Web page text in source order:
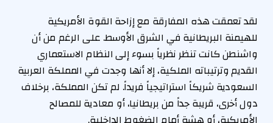
لقد تعمقت هذه المفارقة مع إزاحة القوة الأمريكية
للهيمنة البريطانية في الشرق الأوسط. على الرغم من أن
واشنطن كانت تنظر نظرياً بسوء إلى النظام الاستعماري
القديم وترتيباته الملكية، إلا أنها وجدت في المملكة العربية
السعودية شريكاً استراتيجياً فريداً. لم تكن المملكة، برخلاف
دول أخرى، قريبة جداً من بريطانيا، أو معادية للمصالح